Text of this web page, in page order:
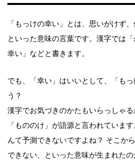
「もっけの幸い」とは、思いがけず
といった意味の言葉です。漢字では
幸い」などと書きます。
でも、「幸い」はいいとして、「も
う？
漢字でお気づきのかたもいらっしゃる
「もののけ」が語源と言われていま
んて予測できないですよね？ そこか
できない、といった意味が生まれたの